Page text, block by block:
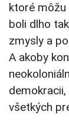
ktoré môžu
boli dlho
zmysly a
A akoby
všetkých